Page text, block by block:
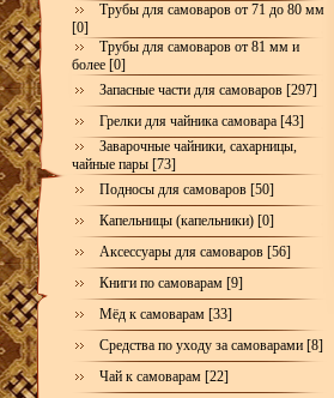
Трубы для самоваров от 71 до 80 мм
[0]
Трубы для самоваров от 81 мм и
более [0]
Запасные части для самоваров [297]
Грелки для чайника самовара [43]
Заварочные чайники, сахарницы,
чайные пары [73]
Подносы для самоваров [50]
Капельницы (капельники) [0]
Аксессуары для самоваров [56]
Книги по самоварам [9]
Мёд к самоварам [33]
Средства по уходу за самоварами [8]
Чай к самоварам [22]